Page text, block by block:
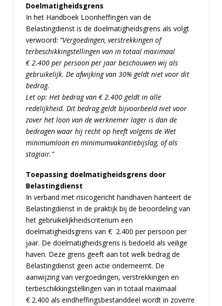
Doelmatigheidsgrens
In het Handboek Loonheffingen van de
Belastingdienst is de doelmatigheidsgrens als volgt
verwoord: “Vergoedingen, verstrekkingen of
terbeschikkingstellingen van in totaal maximaal
€ 2.400 per persoon per jaar beschouwen wij als
gebruikelijk. De afwijking van 30% geldt niet voor dit
bedrag.
Let op: Het bedrag van € 2.400 geldt in alle
redelijkheid. Dit bedrag geldt bijvoorbeeld niet voor
zover het loon van de werknemer lager is dan de
bedragen waar hij recht op heeft volgens de Wet
minimumloon en minimumvakantiebijslag, of als
stagiair.”
Toepassing doelmatigheidsgrens door
Belastingdienst
In verband met risicogericht handhaven hanteert de
Belastingdienst in de praktijk bij de beoordeling van
het gebruikelijkheidscriterium een
doelmatigheidsgrens van € 2.400 per persoon per
jaar. De doelmatigheidsgrens is bedoeld als veilige
haven. Deze grens geeft aan tot welk bedrag de
Belastingdienst geen actie onderneemt. De
aanwijzing van vergoedingen, verstrekkingen en
terbeschikkingstellingen van in totaal maximaal
€ 2.400 als eindheffingsbestanddeel wordt in zoverre